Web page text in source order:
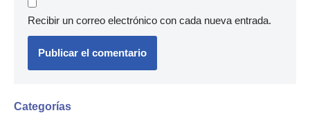
Recibir un correo electrónico con cada nueva entrada.
Categorías